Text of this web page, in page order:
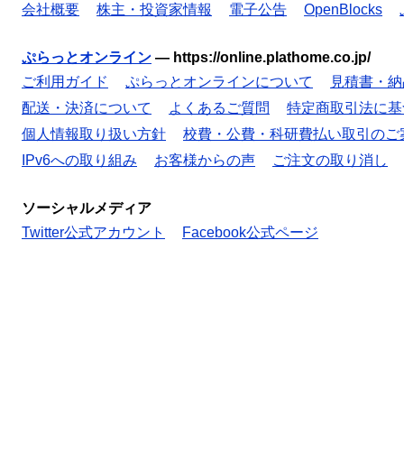
会社概要
株主・投資家情報 電子公告 OpenBlocks
ぷらっとオンライン — https://online.plathome.co.jp/
ご利用ガイド
ぷらっとオンラインについて
見積書・
配送・決済について
よくあるご質問
特定商取引法に
個人情報取り扱い方針
校費・公費・科研費払い取引のご
IPv6への取り組み
お客様からの声 ご注文の取り消し
ソーシャルメディア
Twitter公式アカウント
Facebook公式ページ